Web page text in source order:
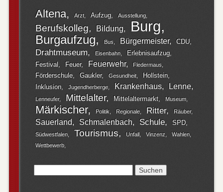
Altena Arzt Aufzug Ausstellung
Berufskolleg Bildung Burg
Burgaufzug Bus Bürgermeister CDU
Drahtmuseum Eisenbahn
Erlebnisaufzug
Festival
Feuer Feuerwehr Fledermaus
Förderschule Gaukler Gesundheit
Hollstein
Inklusion
Jugendherberge Krankenhaus Lenne
Lenneufer Mittelalter Mittelaltermarkt Museum
Märkischer Politik Regionale Ritter Räuber
Sauerland Schmalenbach Schule SPD
Südwestfalen Tourismus Unfall Vinzenz
Wahlen
Wettbewerb